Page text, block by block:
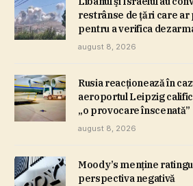
restrânse de ţări care
pentru a verifica
august 8, 2026
Rusia reacţionează în
aeroportul Leipzig
„o provocare înscenată”
august 8, 2026
Moody’s menţine
perspectiva negativă